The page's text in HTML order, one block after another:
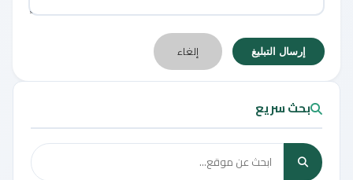
إرسال التبليغ إلغاء
بحث سريع